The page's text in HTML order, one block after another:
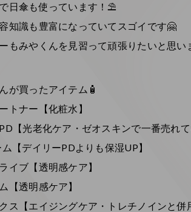
日傘も使っています！⛱
知識も豊富になっていてスゴイです🤗
もみやくんを見習って頑張りたいと思い
が買ったアイテム🧴
トナー【化粧水】
【光老化ケア・ゼオスキンで一番売れて
ム【デイリーPDよりも保湿UP】
イブ【透明感ケア】
【透明感ケア】
ス【エイジングケア・トレチノインと併